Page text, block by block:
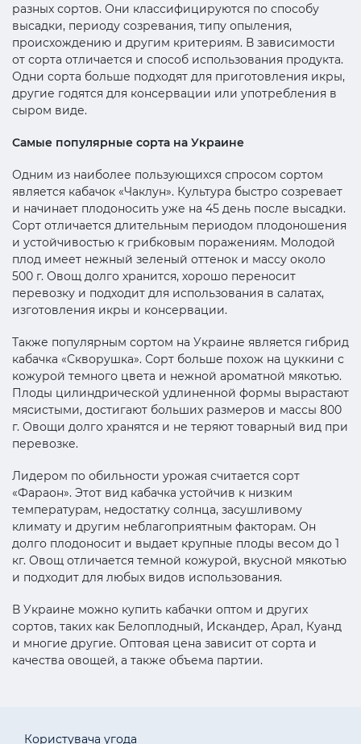
разных сортов. Они классифицируются по способу
высадки, периоду созревания, типу опыления,
происхождению и другим критериям. В зависимости
от сорта отличается и способ использования продукта.
Одни сорта больше подходят для приготовления икры,
другие годятся для консервации или употребления в
сыром виде.
Самые популярные сорта на Украине
Одним из наиболее пользующихся спросом сортом
является кабачок «Чаклун». Культура быстро созревает
и начинает плодоносить уже на 45 день после высадки.
Сорт отличается длительным периодом плодоношения
и устойчивостью к грибковым поражениям. Молодой
плод имеет нежный зеленый оттенок и массу около
500 г. Овощ долго хранится, хорошо переносит
перевозку и подходит для использования в салатах,
изготовления икры и консервации.
Также популярным сортом на Украине является гибрид
кабачка «Скворушка». Сорт больше похож на цуккини с
кожурой темного цвета и нежной ароматной мякотью.
Плоды цилиндрической удлиненной формы вырастают
мясистыми, достигают больших размеров и массы 800
г. Овощи долго хранятся и не теряют товарный вид при
перевозке.
Лидером по обильности урожая считается сорт
«Фараон». Этот вид кабачка устойчив к низким
температурам, недостатку солнца, засушливому
климату и другим неблагоприятным факторам. Он
долго плодоносит и выдает крупные плоды весом до 1
кг. Овощ отличается темной кожурой, вкусной мякотью
и подходит для любых видов использования.
В Украине можно купить кабачки оптом и других
сортов, таких как Белоплодный, Искандер, Арал, Куанд
и многие другие. Оптовая цена зависит от сорта и
качества овощей, а также объема партии.
Користувача угода